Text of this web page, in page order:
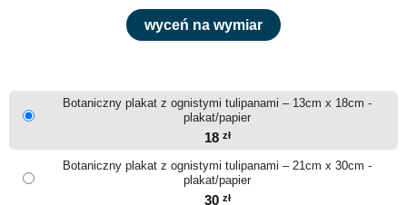
wyceń na wymiar
Botaniczny plakat z ognistymi tulipanami – 13cm x 18cm -
plakat/papier
18 zł
Botaniczny plakat z ognistymi tulipanami – 21cm x 30cm -
plakat/papier
30 zł